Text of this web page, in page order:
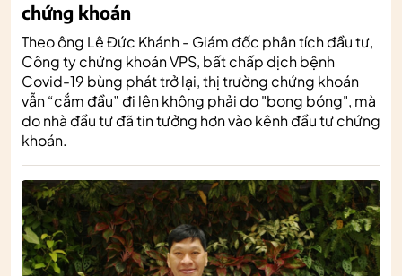
chứng khoán
Theo ông Lê Đức Khánh - Giám đốc phân tích đầu tư,
Công ty chứng khoán VPS, bất chấp dịch bệnh
Covid-19 bùng phát trở lại, thị trường chứng khoán
vẫn “cắm đầu” đi lên không phải do "bong bóng", mà
do nhà đầu tư đã tin tưởng hơn vào kênh đầu tư chứng
khoán.